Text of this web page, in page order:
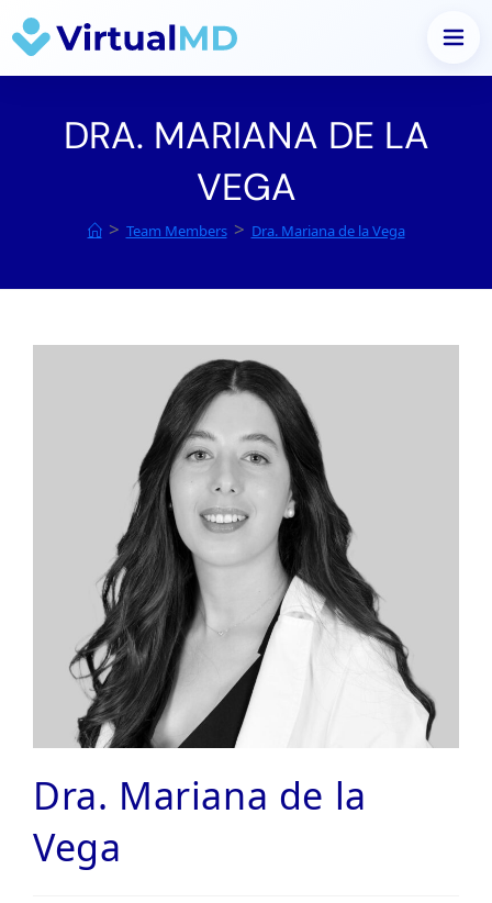
contenidoDRA. MARIANA DE LA
VEGA
> Team Members > Dra. Mariana de la Vega
Dra. Mariana de la
Vega